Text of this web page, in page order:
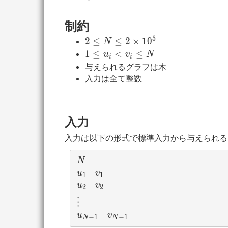
制約
2 \leq
N \leq
2
\times
2 ≤ N ≤ 2 × 105
1
\leq
u_i
N
1 ≤ ui < vi ≤ N
与えられるグラフは木
入力は全て整数
入力
入力は以下の形式で標準入力から与えられる
N
N
u_1
u1 v_1
v1
u_2
u2 v_2
v2
\vdots
⋮
u_{N-1}
uN−1 v_{N-1}
vN −1